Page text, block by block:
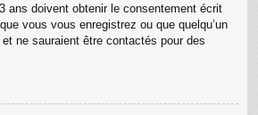
ans doivent obtenir le consentement écrit
vous vous enregistrez ou que quelqu’un
ne sauraient être contactés pour des